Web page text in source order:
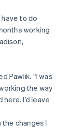
to do
working
Pawlik. “I was
the way
I’d leave
changes I